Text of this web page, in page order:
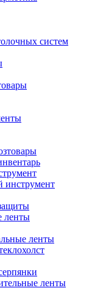
систем
инструмент
ленты
ленты
ленты